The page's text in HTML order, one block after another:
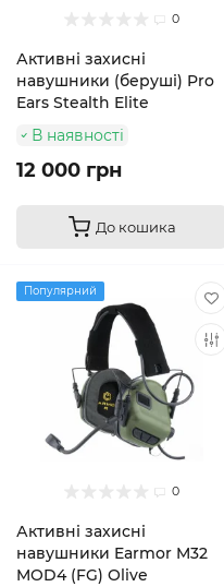
0
Активні захисні
навушники (беруші) Pro
Ears Stealth Elite
В наявності
12 000 грн
До кошика
Популярний
0
Активні захисні
навушники Earmor M32
MOD4 (FG) Olive